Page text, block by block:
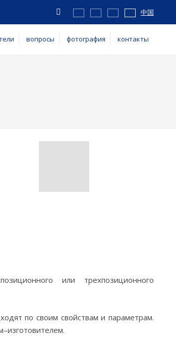
Vyhledávání 中国
вопросы фотография контакты
или трехпозиционного
по своим свойствам и параметрам.